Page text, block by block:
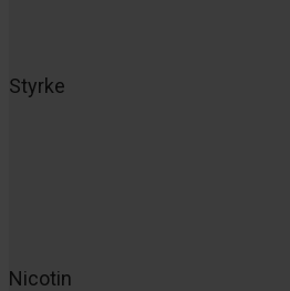
Styrke
Nicotin